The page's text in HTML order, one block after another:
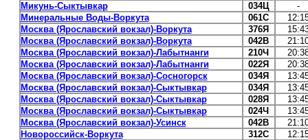
Микунь-Сыктывкар
034Ц
-
Минеральные Воды-Воркута
061С
Москва (Ярославский вокзал)-Воркута
376Я
Москва (Ярославский вокзал)-Воркута
042В
Москва (Ярославский вокзал)-Лабытнанги
210Ч
Москва (Ярославский вокзал)-Лабытнанги
022Я
Москва (Ярославский вокзал)-Сосногорск
034Я
Москва (Ярославский вокзал)-Сыктывкар
034Я
Москва (Ярославский вокзал)-Сыктывкар
028Я
Москва (Ярославский вокзал)-Сыктывкар
024Ч
Москва (Ярославский вокзал)-Усинск
042В
Новороссийск-Воркута
312С